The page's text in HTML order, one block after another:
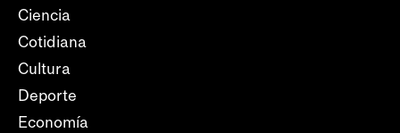
Ciencia
Cotidiana
Cultura
Deporte
Economía